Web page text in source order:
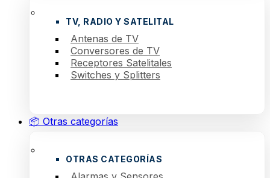
TV, RADIO Y SATELITAL
Antenas de TV
Conversores de TV
Receptores Satelitales
Switches y Splitters
📦 Otras categorías
OTRAS CATEGORÍAS